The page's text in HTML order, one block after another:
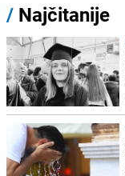
/ Najčitanije